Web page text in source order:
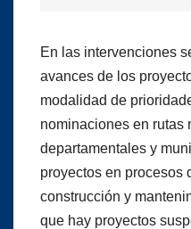
En las intervenciones
avances de los
modalidad de
nominaciones en rutas
departamentales y
proyectos en procesos
construcción y
que hay proyectos